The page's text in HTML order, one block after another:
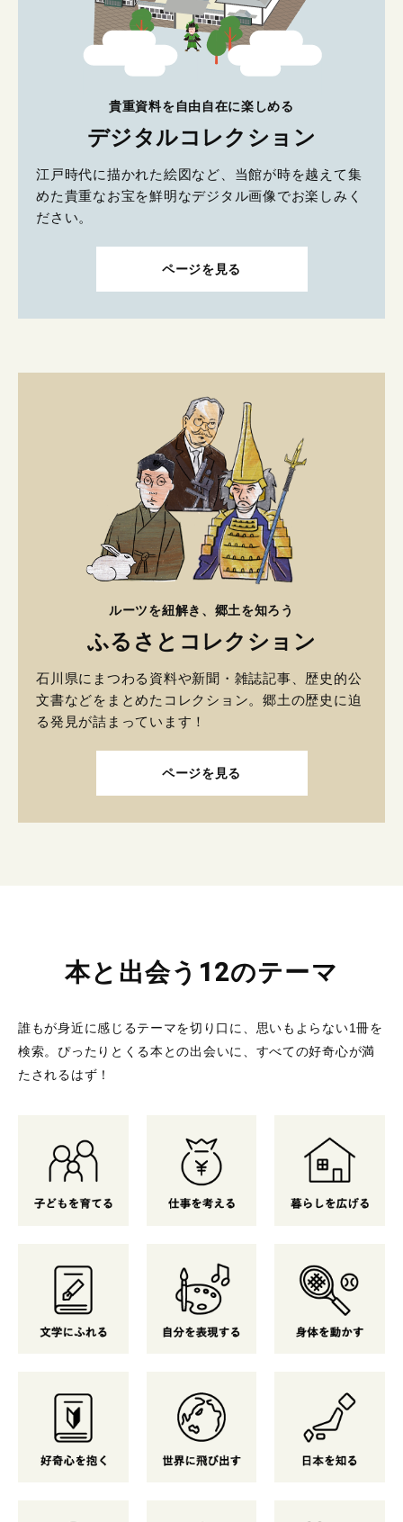
貴重資料を自由自在に楽しめる
デジタルコレクション
江戸時代に描かれた絵図など、当館が時を越えて集
めた貴重なお宝を鮮明なデジタル画像でお楽しみく
ださい。
ページを見る
ルーツを紐解き、郷土を知ろう
ふるさとコレクション
石川県にまつわる資料や新聞・雑誌記事、歴史的公
文書などをまとめたコレクション。郷土の歴史に迫
る発見が詰まっています！
ページを見る
本と出会う12のテーマ
誰もが身近に感じるテーマを切り口に、思いもよらない1冊を
検索。 ぴったりとくる本との出会いに、すべての好奇心が満
たされるはず！